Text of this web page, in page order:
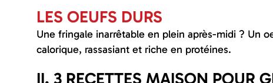
LES OEUFS DURS
Une fringale inarrêtable en plein après-midi ? Un
calorique, rassasiant et riche en protéines.
II. 3 RECETTES MAISON POUR